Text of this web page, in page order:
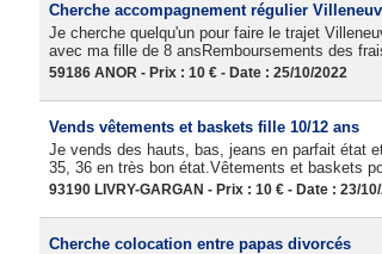
Cherche accompagnement régulier
Je cherche quelqu'un pour faire le trajet
avec ma fille de 8 ansRemboursements des
59186 ANOR - Prix : 10 € - Date : 25/10/2022
Vends vêtements et baskets fille 10/12 ans
Je vends des hauts, bas, jeans en parfait état
35, 36 en très bon état.Vêtements et baskets
93190 LIVRY-GARGAN - Prix : 10 € - Date : 23/
Cherche colocation entre papas divorcés